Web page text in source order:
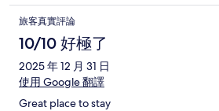
旅客真實評論
10/10 好極了
2025 年 12 月 31 日
使用 Google 翻譯
Great place to stay